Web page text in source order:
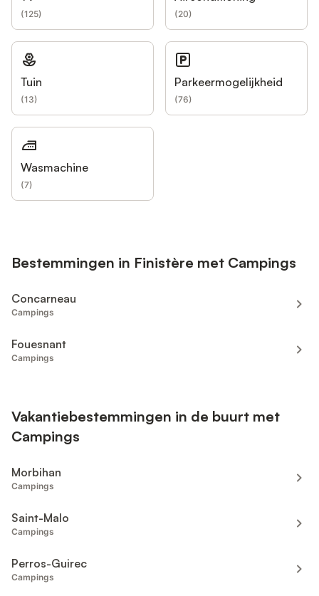
(125) (20)
Tuin
(13)
Parkeermogelijkheid
(76)
Wasmachine
(7)
Bestemmingen in Finistère met Campings
Concarneau
Campings
Fouesnant
Campings
Vakantiebestemmingen in de buurt met
Campings
Morbihan
Campings
Saint-Malo
Campings
Perros-Guirec
Campings